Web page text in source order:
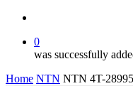
0
was successfully
Home NTN NTN 4T-28995